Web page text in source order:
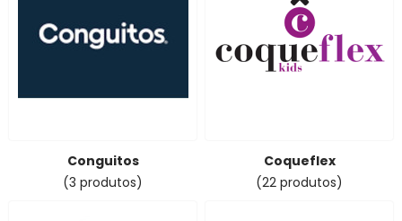
Conguitos
(3 produtos)
Coqueflex
(22 produtos)